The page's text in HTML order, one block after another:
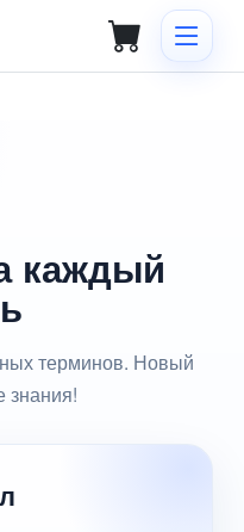
каждый
терминов. Новый